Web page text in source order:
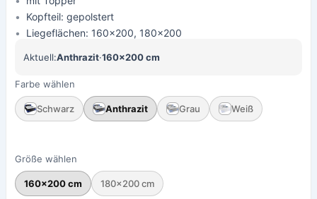
Kopfteil: gepolstert
Liegeflächen: 160x200, 180x200
Aktuell:Anthrazit·160×200 cm
Farbe wählen
Schwarz Anthrazit Grau Weiß
Größe wählen
160×200 cm 180×200 cm